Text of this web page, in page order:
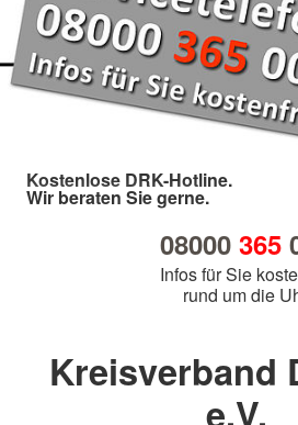
Kostenlose DRK-Hotline.
Wir beraten Sie gerne.
08000 365
Infos für Sie
rund um die
Kreisverband
e.V.